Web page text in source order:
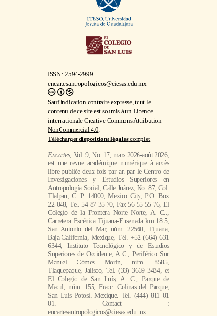
ISSN : 2594-2999.
encartesantropologicos@ciesas.edu.mx
Sauf indication contraire expresse, tout le
contenu de ce site est soumis à un Licence
internationale Creative Commons Attribution-
NonCommercial 4.0.
Téléchargerdispositions légalescomplet
Encartes, Vol. 9, No. 17, mars 2026-août 2026,
est une revue académique numérique à accès
libre publiée deux fois par an par le Centro de
Investigaciones y Estudios Superiores en
Antropología Social, Calle Juárez, No. 87, Col.
Tlalpan, C. P. 14000, Mexico City, P.O. Box
22-048, Tel. 54 87 35 70, Fax 56 55 55 76, El
Colegio de la Frontera Norte Norte, A. C..,
Carretera Escénica Tijuana-Ensenada km 18.5,
San Antonio del Mar, núm. 22560, Tijuana,
Baja California, Mexique, Tél. +52 (664) 631
6344, Instituto Tecnológico y de Estudios
Superiores de Occidente, A.C., Periférico Sur
Manuel Gómez Morin, núm. 8585,
Tlaquepaque, Jalisco, Tel. (33) 3669 3434, et
El Colegio de San Luís, A. C., Parque de
Macul, núm. 155, Fracc. Colinas del Parque,
San Luis Potosi, Mexique, Tel. (444) 811 01
01. Contact :
encartesantropologicos@ciesas.edu.mx.